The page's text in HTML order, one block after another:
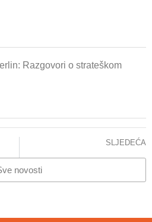
Razgovori o strateškom
SLJEDEĆA
novosti